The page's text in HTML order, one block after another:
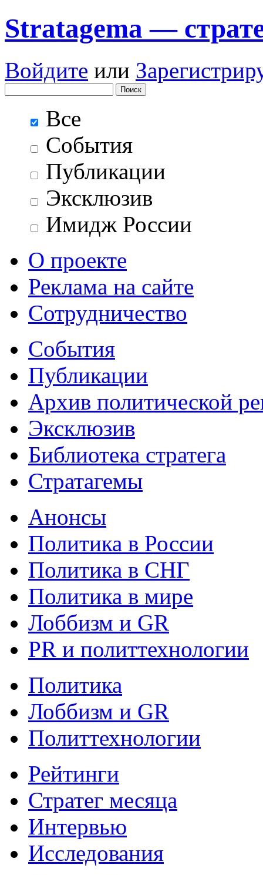
Stratagema —
Войдите или
Все
События
Публикации
Эксклюзив
Имидж России
О проекте
Реклама на сайте
Сотрудничество
События
Публикации
Архив политической
Эксклюзив
Библиотека стратега
Стратагемы
Анонсы
Политика в России
Политика в СНГ
Политика в мире
Лоббизм и GR
PR и политтехнологии
Политика
Лоббизм и GR
Политтехнологии
Рейтинги
Стратег месяца
Интервью
Исследования